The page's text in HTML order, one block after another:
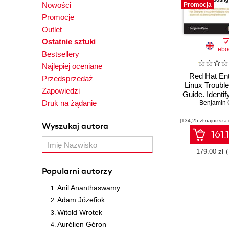
Nowości
Promocje
Outlet
Ostatnie sztuki
Bestsellery
Najlepiej oceniane
Przedsprzedaż
Zapowiedzi
Druk na żądanie
Wyszukaj autora
Popularni autorzy
Anil Ananthaswamy
Adam Józefiok
Witold Wrotek
Aurélien Géron
Promocja
Red Hat
Linux
Guide.
and resolve
Hat
best
Benjamin
(134,25 zł
179.00 zł